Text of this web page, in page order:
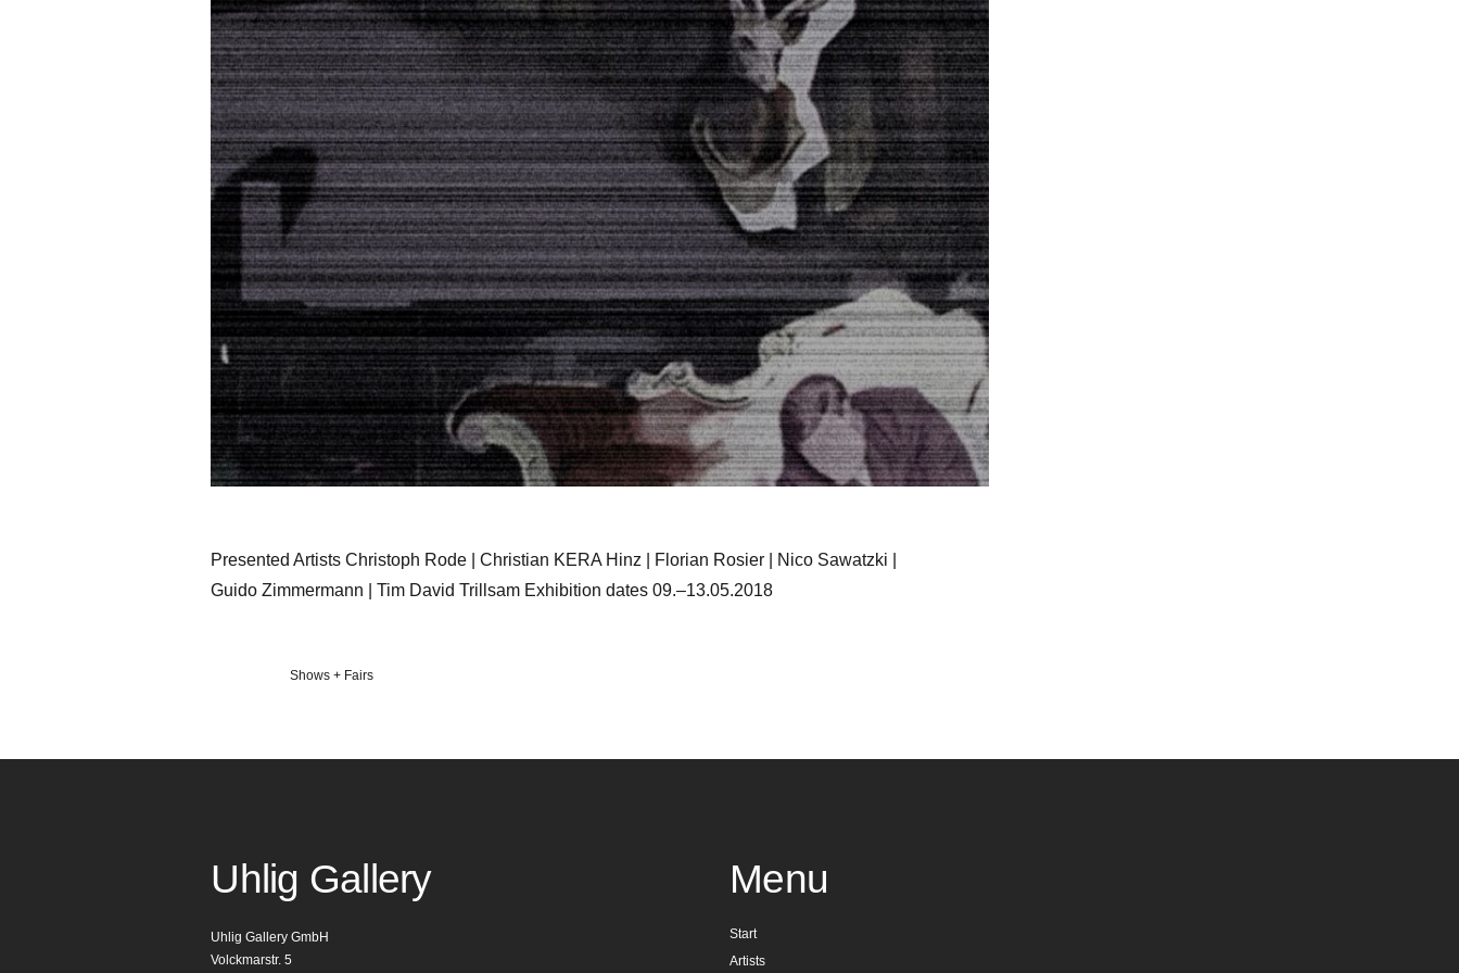
Presented Artists Christoph Rode | Christian KERA Hinz | Florian Rosier | Nico Sawatzki |
Guido Zimmermann | Tim David Trillsam Exhibition dates 09.–13.05.2018
Veröffentlicht
Shows + Fairs
Uhlig Gallery
Uhlig Gallery GmbH
Volckmarstr. 5
Menu
Start
Artists